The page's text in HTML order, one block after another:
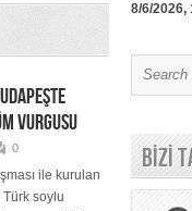
VURGUSU
0
ile kurulan
Türk soylu
8/6/2026,
BİZİ